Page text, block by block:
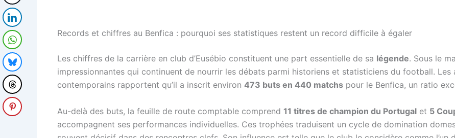
Records et chiffres au Benfica : pourquoi ses statistiques restent un record difficile à égaler
Les chiffres de la carrière en club d’Eusébio constituent une part essentielle de sa légende. Sous le
impressionnantes qui continuent de nourrir les débats parmi historiens et statisticiens du football.
contemporains rapportent qu’il a inscrit environ 473 buts en 440 matchs pour le Benfica, un ratio
Au-delà des buts, la feuille de route comptable comprend 11 titres de champion du Portugal et 5
accompagnent ses performances individuelles. Ces trophées traduisent un cycle de domination